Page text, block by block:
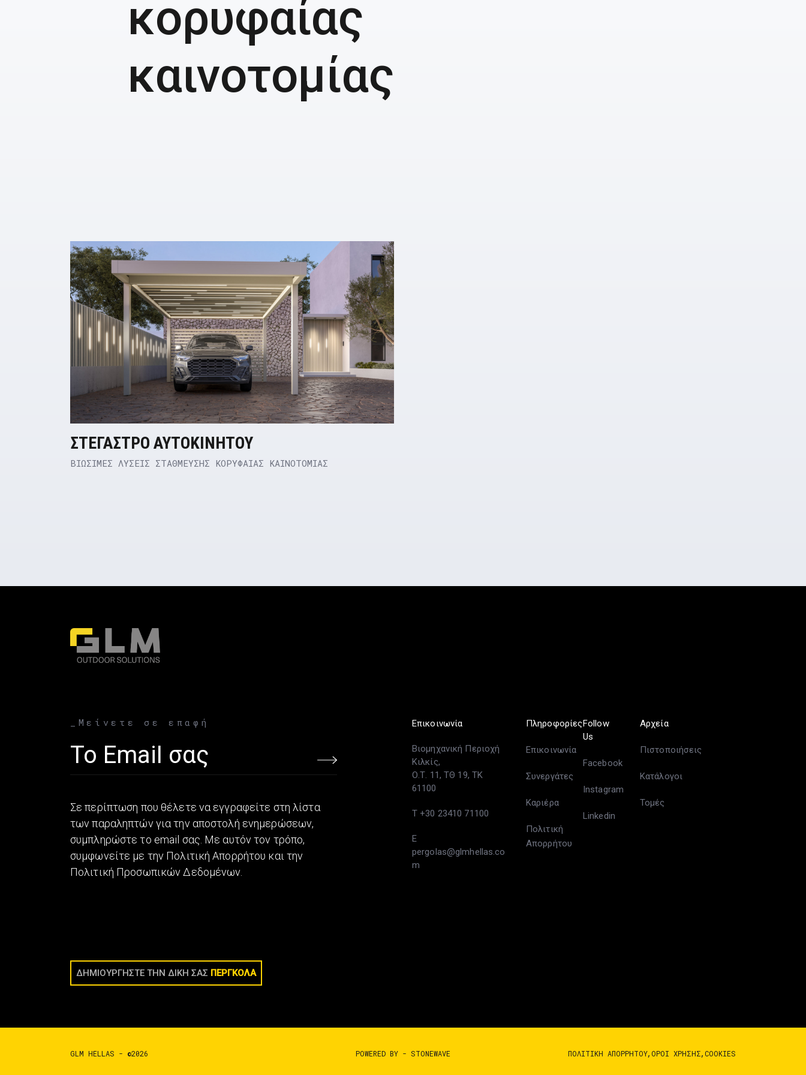
κορυφαίας
καινοτομίας
ΣΤΕΓΑΣΤΡΟ ΑΥΤΟΚΙΝΗΤΟΥ
BΙΩΣΙΜΕΣ ΛΥΣΕΙΣ ΣΤΑΘΜΕΥΣΗΣ ΚΟΡΥΦΑΙΑΣ ΚΑΙΝΟΤΟΜΙΑΣ
_Μείνετε σε επαφή
Email address
Σε περίπτωση που θέλετε να εγγραφείτε στη λίστα
των παραληπτών για την αποστολή ενημερώσεων,
συμπληρώστε το email σας. Με αυτόν τον τρόπο,
συμφωνείτε με την Πολιτική Απορρήτου και την
Πολιτική Προσωπικών Δεδομένων.
ΔΗΜΙΟΥΡΓΗΣΤΕ ΤΗΝ ΔΙΚΗ ΣΑΣ ΠΕΡΓΚΟΛΑ
Επικοινωνία
Βιομηχανική Περιοχή
Κιλκίς,
Ο.Τ. 11, ΤΘ 19, ΤΚ
61100
T +30 23410 71100
E
pergolas@glmhellas.co
m
Πληροφορίες
Επικοινωνία
Συνεργάτες
Καριέρα
Πολιτική
Απορρήτου
Follow
Us
Facebook
Instagram
Linkedin
Αρχεία
Πιστοποιήσεις
Κατάλογοι
Τομές
GLM HELLAS - ©2026 POWERED BY - STONEWAVE ΠΟΛΙΤΙΚΉ ΑΠΟΡΡΉΤΟΥ ΌΡΟΙ ΧΡΉΣΗΣ COOKIES